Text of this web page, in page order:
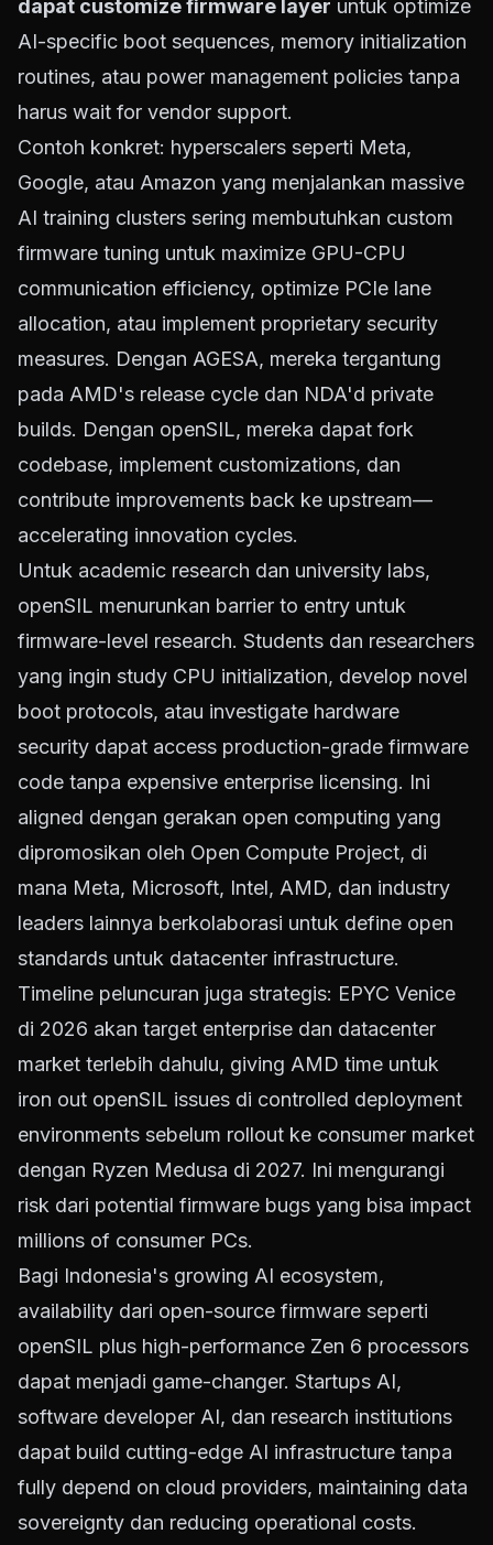
dapat customize firmware layer untuk optimize
AI-specific boot sequences, memory initialization
routines, atau power management policies tanpa
harus wait for vendor support.
Contoh konkret: hyperscalers seperti Meta,
Google, atau Amazon yang menjalankan massive
AI training clusters sering membutuhkan custom
firmware tuning untuk maximize GPU-CPU
communication efficiency, optimize PCIe lane
allocation, atau implement proprietary security
measures. Dengan AGESA, mereka tergantung
pada AMD's release cycle dan NDA'd private
builds. Dengan openSIL, mereka dapat fork
codebase, implement customizations, dan
contribute improvements back ke upstream—
accelerating innovation cycles.
Untuk academic research dan university labs,
openSIL menurunkan barrier to entry untuk
firmware-level research. Students dan researchers
yang ingin study CPU initialization, develop novel
boot protocols, atau investigate hardware
security dapat access production-grade firmware
code tanpa expensive enterprise licensing. Ini
aligned dengan gerakan open computing yang
dipromosikan oleh Open Compute Project, di
mana Meta, Microsoft, Intel, AMD, dan industry
leaders lainnya berkolaborasi untuk define open
standards untuk datacenter infrastructure.
Timeline peluncuran juga strategis: EPYC Venice
di 2026 akan target enterprise dan datacenter
market terlebih dahulu, giving AMD time untuk
iron out openSIL issues di controlled deployment
environments sebelum rollout ke consumer market
dengan Ryzen Medusa di 2027. Ini mengurangi
risk dari potential firmware bugs yang bisa impact
millions of consumer PCs.
Bagi Indonesia's growing AI ecosystem,
availability dari open-source firmware seperti
openSIL plus high-performance Zen 6 processors
dapat menjadi game-changer. Startups AI,
software developer AI, dan research institutions
dapat build cutting-edge AI infrastructure tanpa
fully depend on cloud providers, maintaining data
sovereignty dan reducing operational costs.